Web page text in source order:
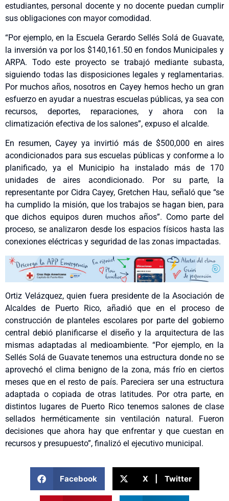
estudiantes, personal docente y no docente puedan cumplir
sus obligaciones con mayor comodidad.
“Por ejemplo, en la Escuela Gerardo Sellés Solá de Guavate,
la inversión va por los $140,161.50 en fondos Municipales y
ARPA. Todo este proyecto se trabajó mediante subasta,
siguiendo todas las disposiciones legales y reglamentarias.
Por muchos años, nosotros en Cayey hemos hecho un gran
esfuerzo en ayudar a nuestras escuelas públicas, ya sea con
recursos, deportes, reparaciones, y ahora con la
climatización efectiva de los salones”, expuso el alcalde.
En resumen, Cayey ya invirtió más de $500,000 en aires
acondicionados para sus escuelas públicas y conforme a lo
planificado, ya el Municipio ha instalado más de 170
unidades de aires acondicionado. Por su parte, la
representante por Cidra Cayey, Gretchen Hau, señaló que “se
ha cumplido la misión, que los trabajos se hagan bien, para
que dichos equipos duren muchos años”. Como parte del
proceso, se analizaron desde los espacios físicos hasta las
conexiones eléctricas y seguridad de las zonas impactadas.
Ortiz Velázquez, quien fuera presidente de la Asociación de
Alcaldes de Puerto Rico, añadió que en el proceso de
construcción de planteles escolares por parte del gobierno
central debió planificarse el diseño y la arquitectura de las
mismas adaptadas al medioambiente. “Por ejemplo, en la
Sellés Solá de Guavate tenemos una estructura donde no se
aprovechó el clima benigno de la zona, más frío en ciertos
meses que en el resto de país. Pareciera ser una estructura
adaptada o copiada de otras latitudes. Por otra parte, en
distintos lugares de Puerto Rico tenemos salones de clase
sellados herméticamente sin ventilación natural. Fueron
decisiones que ahora hay que enfrentar y que cuestan en
recursos y presupuesto”, finalizó el ejecutivo municipal.
Facebook X | Twitter